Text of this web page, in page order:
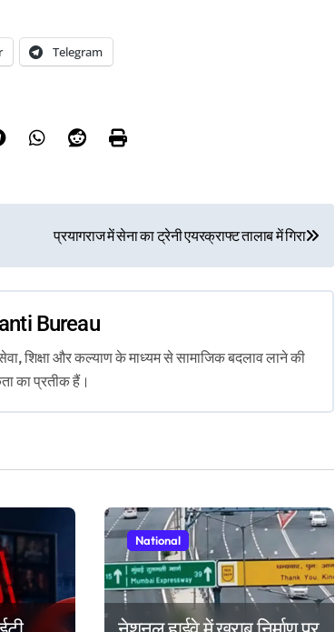
Telegram
प्रयागराज में सेना का ट्रेनी एयरक्राफ्ट तालाब में गिरा
Bureau
सेवा, शिक्षा और कल्याण के माध्यम से सामाजिक बदलाव लाने की
का प्रतीक हैं।
National